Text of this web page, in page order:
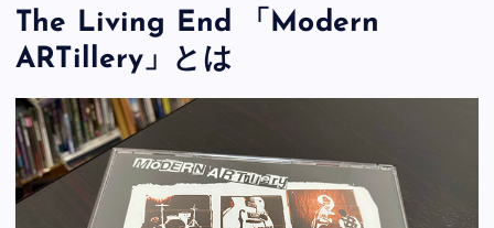
The Living End 「Modern
ARTillery」とは